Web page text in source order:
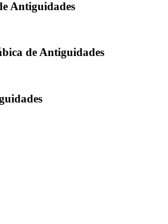
Antiguidades
de Antiguidades